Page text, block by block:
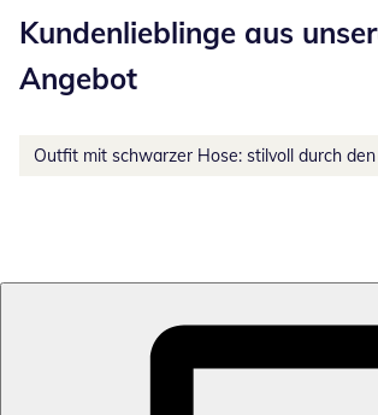
Kundenlieblinge aus
Angebot
Outfit mit schwarzer Hose: stilvoll durch den